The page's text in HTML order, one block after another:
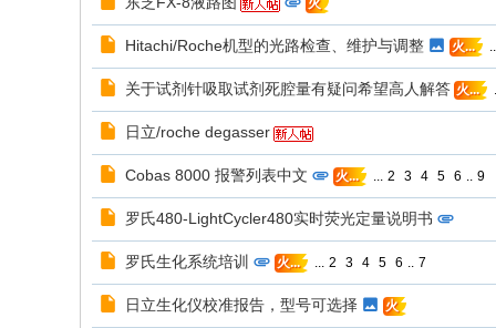
火
Hitachi/Roche机型的光路检查、维护与调整 火...
关于试剂针吸取试剂死腔量有疑问希望高人解答 火...
日立/roche degasser
Cobas 8000 报警列表中文 火... ... 2 3 4 5 6 .. 9
罗氏480-LightCycler480实时荧光定量说明书
罗氏生化系统培训 火... ... 2 3 4 5 6 .. 7
日立生化仪校准报告，型号可选择 火